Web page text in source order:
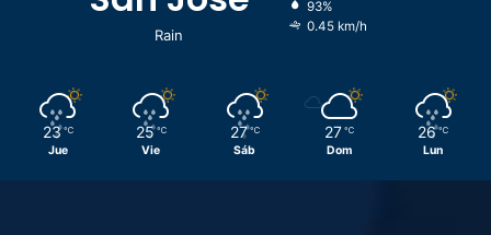
Rain
93%
0.45 km/h
23 ℃
Jue
25 ℃
Vie
27 ℃
Sáb
27 ℃
Dom
26 ℃
Lun